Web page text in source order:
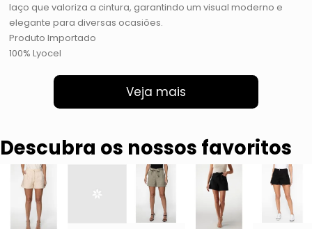
laço que valoriza a cintura, garantindo um visual moderno e
elegante para diversas ocasiões.
Produto Importado
100% Lyocel
Veja mais
Descubra os nossos favoritos